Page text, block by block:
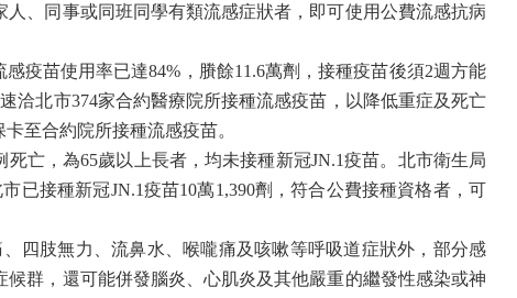
、同事或同班同學有類流感症狀者，即可使用公費流感抗病
感疫苗使用率已達84% ，賸餘11.6萬劑，接種疫苗後須2週方能
洽北市374家合約醫療院所接種流感疫苗，以降低重症及死亡
至合約院所接種流感疫苗。
死亡，為65歲以上長者，均未接種新冠JN.1疫苗。北市衛生局
已接種新冠JN.1疫苗10萬1,390劑，符合公費接種資格者，可
四肢無力、流鼻水、喉嚨痛及咳嗽等呼吸道症狀外，部分感
群，還可能併發腦炎、心肌炎及其他嚴重的繼發性感染或神